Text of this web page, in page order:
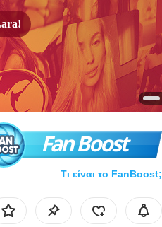
Fan Boost
Τι είναι το FanBoost;